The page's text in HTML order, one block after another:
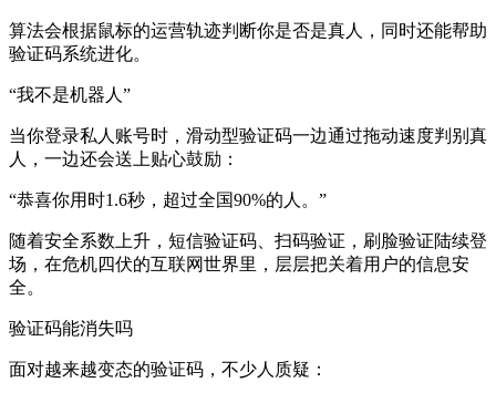
算法会根据鼠标的运营轨迹判断你是否是真人，同时还能帮助
验证码系统进化。
“我不是机器人”
当你登录私人账号时，滑动型验证码一边通过拖动速度判别真
人，一边还会送上贴心鼓励：
“恭喜你用时1.6秒，超过全国90%的人。”
随着安全系数上升，短信验证码、扫码验证，刷脸验证陆续登
场，在危机四伏的互联网世界里，层层把关着用户的信息安
全。
验证码能消失吗
面对越来越变态的验证码，不少人质疑：